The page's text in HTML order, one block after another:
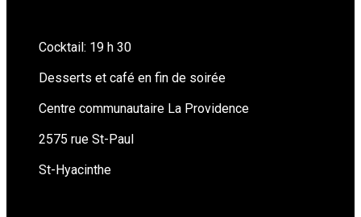
Cocktail: 19 h 30
Desserts et café en fin de soirée
Centre communautaire La Providence
2575 rue St-Paul
St-Hyacinthe